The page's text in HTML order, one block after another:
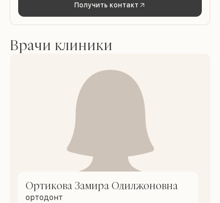
Получить контакт
Врачи клиники
Ортикова Замира Одилжоновна
ортодонт